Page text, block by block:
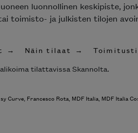
luonnollinen keskipiste,
toimisto- ja julkisten tilojen
Näin tilaat
tilattavissa Skannolta.
Curve, Francesco Rota, MDF Italia, MDF Italia